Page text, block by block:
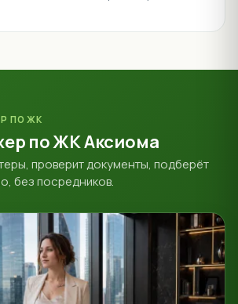
ПО ЖК
по ЖК Аксиома
проверит документы, подберёт
без посредников.